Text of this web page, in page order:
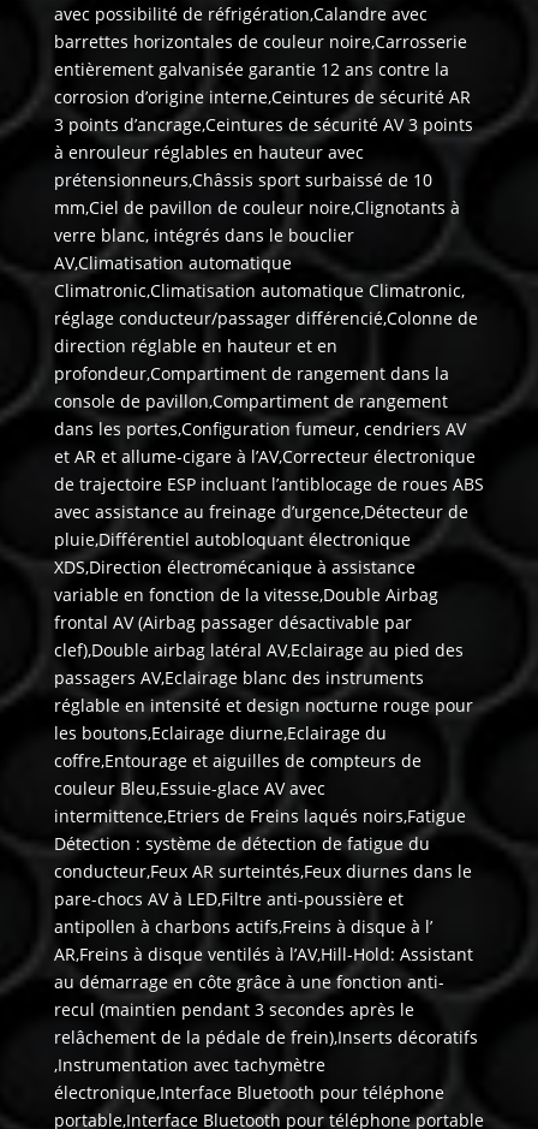
avec possibilité de réfrigération,Calandre avec
barrettes horizontales de couleur noire,Carrosserie
entièrement galvanisée garantie 12 ans contre la
corrosion d’origine interne,Ceintures de sécurité AR
3 points d’ancrage,Ceintures de sécurité AV 3 points
à enrouleur réglables en hauteur avec
prétensionneurs,Châssis sport surbaissé de 10
mm,Ciel de pavillon de couleur noire,Clignotants à
verre blanc, intégrés dans le bouclier
AV,Climatisation automatique
Climatronic,Climatisation automatique Climatronic,
réglage conducteur/passager différencié,Colonne de
direction réglable en hauteur et en
profondeur,Compartiment de rangement dans la
console de pavillon,Compartiment de rangement
dans les portes,Configuration fumeur, cendriers AV
et AR et allume-cigare à l’AV,Correcteur électronique
de trajectoire ESP incluant l’antiblocage de roues ABS
avec assistance au freinage d’urgence,Détecteur de
pluie,Différentiel autobloquant électronique
XDS,Direction électromécanique à assistance
variable en fonction de la vitesse,Double Airbag
frontal AV (Airbag passager désactivable par
clef),Double airbag latéral AV,Eclairage au pied des
passagers AV,Eclairage blanc des instruments
réglable en intensité et design nocturne rouge pour
les boutons,Eclairage diurne,Eclairage du
coffre,Entourage et aiguilles de compteurs de
couleur Bleu,Essuie-glace AV avec
intermittence,Etriers de Freins laqués noirs,Fatigue
Détection : système de détection de fatigue du
conducteur,Feux AR surteintés,Feux diurnes dans le
pare-chocs AV à LED,Filtre anti-poussière et
antipollen à charbons actifs,Freins à disque à l’
AR,Freins à disque ventilés à l’AV,Hill-Hold: Assistant
au démarrage en côte grâce à une fonction anti-
recul (maintien pendant 3 secondes après le
relâchement de la pédale de frein),Inserts décoratifs
,Instrumentation avec tachymètre
électronique,Interface Bluetooth pour téléphone
portable,Interface Bluetooth pour téléphone portable